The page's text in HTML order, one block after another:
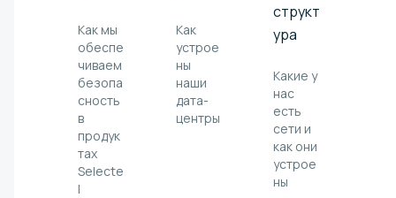
Как мы
обеспе
чиваем
безопа
сность
в
продук
тах
Selecte
l
Как
устрое
ны
наши
дата-
центры
структ
ура
Какие у
нас
есть
сети и
как они
устрое
ны